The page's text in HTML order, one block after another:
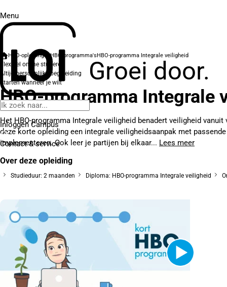
Menu
Groei door.
Inloggen Campus
Contact& service
HBO-opleidingenHBO-programma'sHBO-programma Integrale veiligheid
Flexibel online studeren
Altijd persoonlijke begeleiding
Starten wanneer je wilt
HBO-programma Integrale
Het HBO-programma Integrale veiligheid benadert veiligheid
deze korte opleiding een integrale veiligheidsaanpak met
implementeren. Ook leer je partijen bij elkaar... Lees meer
Over deze opleiding
Studieduur: 2 maanden Diploma: HBO-programma Integrale veiligheid